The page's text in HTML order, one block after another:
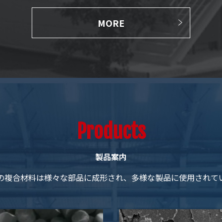
MORE
Products
製品案内
複合材料は様々な部品に成形され、多様な製品に使用されて